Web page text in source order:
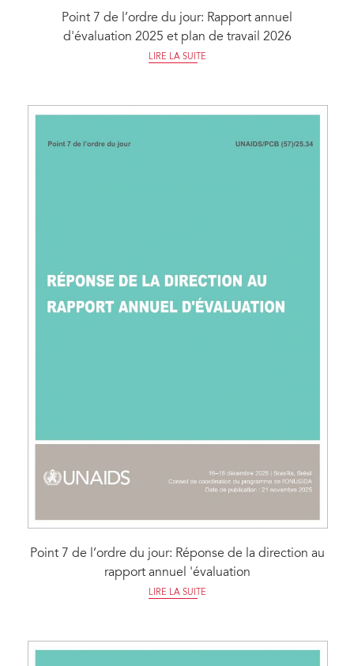
Point 7 de l’ordre du jour: Rapport annuel
d'évaluation 2025 et plan de travail 2026
LIRE LA SUITE
Point 7 de l’ordre du jour: Réponse de la direction au
rapport annuel 'évaluation
LIRE LA SUITE